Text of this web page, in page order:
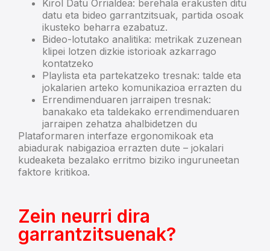
Kirol Datu Orrialdea: berehala erakusten ditu
datu eta bideo garrantzitsuak, partida osoak
ikusteko beharra ezabatuz.
Bideo-lotutako analitika: metrikak zuzenean
klipei lotzen dizkie istorioak azkarrago
kontatzeko
Playlista eta partekatzeko tresnak: talde eta
jokalarien arteko komunikazioa errazten du
Errendimenduaren jarraipen tresnak:
banakako eta taldekako errendimenduaren
jarraipen zehatza ahalbidetzen du
Plataformaren interfaze ergonomikoak eta
abiadurak nabigazioa errazten dute – jokalari
kudeaketa bezalako erritmo biziko inguruneetan
faktore kritikoa.
Zein neurri dira
garrantzitsuenak?